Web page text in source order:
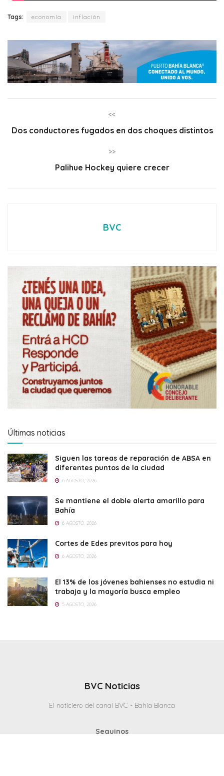
Tags: economía inflación
<<
Dos conductores fugados en dos choques distintos
>>
Palihue Hockey quiere crecer
BVC
Últimas noticias
Siguen las tareas de reparación de ABSA en
diferentes puntos de la ciudad
6 AGOSTO, 2026
Se mantiene el doble alerta amarillo para
Bahía
6 AGOSTO, 2026
Cortes de Edes previtos para hoy
6 AGOSTO, 2026
El 13% de los jóvenes bahienses no estudia ni
trabaja y la mayoría busca empleo
5 AGOSTO, 2026
BVC Noticias
El noticiero del canal BVC - Bahia Blanca
Seguinos